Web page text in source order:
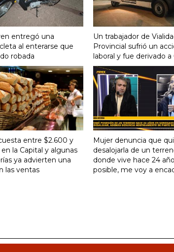
entregó una
al enterarse que
robada
Un trabajador de
Provincial sufrió un
laboral y fue derivado a
entre $2.600 y
la Capital y algunas
ya advierten una
las ventas
Mujer denuncia que
desalojarla de un
donde vive hace 24
posible, me voy a